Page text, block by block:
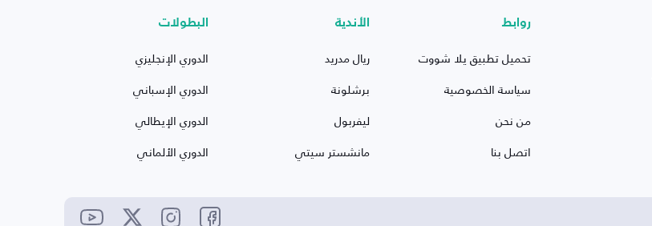
روابط
تحميل تطبيق يلا شووت
سياسة الخصوصية
من نحن
اتصل بنا
الأندية
ريال مدريد
برشلونة
ليفربول
مانشستر سيتي
البطولات
الدوري الإنجليزي
الدوري الإسباني
الدوري الإيطالي
الدوري الألماني